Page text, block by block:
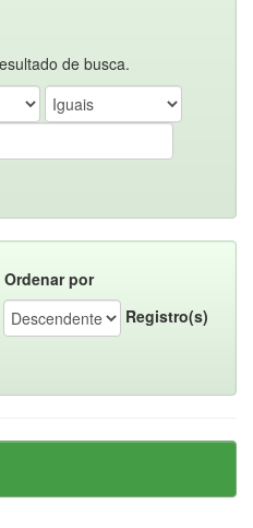
de busca.
Ordenar por
Registro(s)